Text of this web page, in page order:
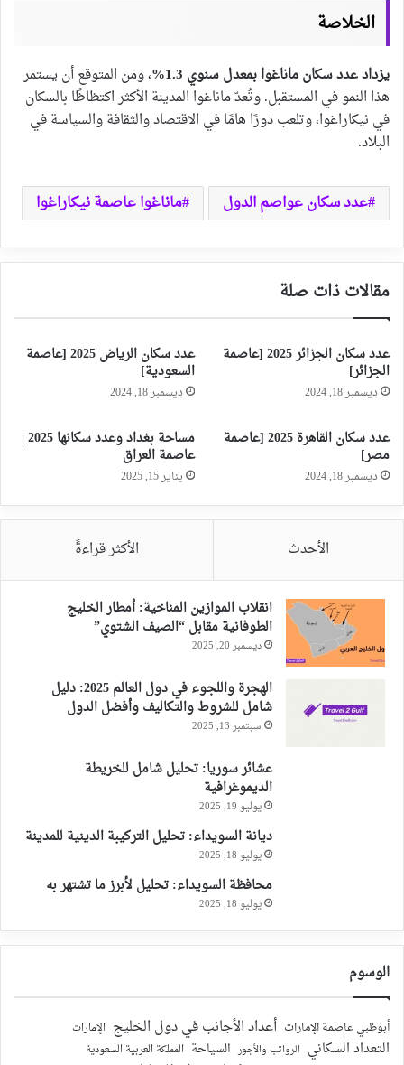
الخلاصة
يزداد عدد سكان ماناغوا بمعدل سنوي 1.3%
، ومن المتوقع أن يستمر
هذا النمو في المستقبل. وتُعدّ ماناغوا المدينة الأكثر اكتظاظًا بالسكان
في نيكاراغوا، وتلعب دورًا هامًا في الاقتصاد والثقافة والسياسة في
البلاد.
عدد سكان عواصم الدول ماناغوا عاصمة نيكاراغوا
مقالات ذات صلة
عدد سكان الجزائر 2025 [عاصمة
الجزائر]
ديسمبر 18, 2024
عدد سكان الرياض 2025 [عاصمة
السعودية]
ديسمبر 18, 2024
عدد سكان القاهرة 2025 [عاصمة
مصر]
ديسمبر 18, 2024
مساحة بغداد وعدد سكانها 2025 |
عاصمة العراق
يناير 15, 2025
الأحدث الأكثر قراءةً
انقلاب الموازين المناخية: أمطار الخليج
الطوفانية مقابل “الصيف الشتوي”
ديسمبر 20, 2025
الهجرة واللجوء في دول العالم 2025: دليل
شامل للشروط والتكاليف وأفضل الدول
سبتمبر 13, 2025
عشائر سوريا: تحليل شامل للخريطة
الديموغرافية
يوليو 19, 2025
ديانة السويداء: تحليل التركيبة الدينية للمدينة
يوليو 18, 2025
محافظة السويداء: تحليل لأبرز ما تشتهر به
يوليو 18, 2025
الوسوم
أبوظبي عاصمة الإمارات أعداد الأجانب في دول الخليج الإمارات
التعداد السكاني الرواتب والأجور السياحة المملكة العربية السعودية